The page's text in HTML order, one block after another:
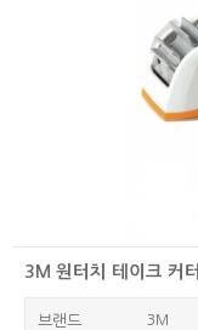
3M 원터치 테이크 커터
브랜드 3M